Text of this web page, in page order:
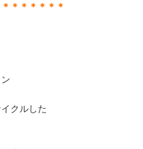
＊＊＊＊＊＊
クルした